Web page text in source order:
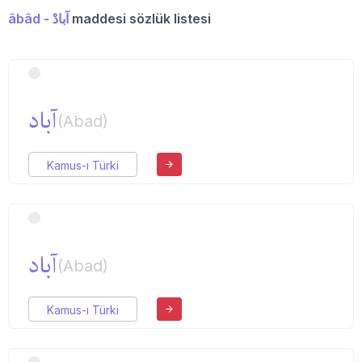
âbâd - آبادْ maddesi sözlük listesi
آباد(Abad)
Kamus-ı Türki
آباد(Abad)
Kamus-ı Türki